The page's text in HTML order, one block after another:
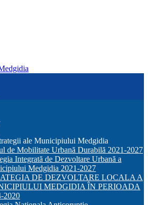
ale Municipiului Medgidia
de Mobilitate Urbană Durabilă 2021-2027
Integrată de Dezvoltare Urbană a
Medgidia 2021-2027
DE DEZVOLTARE LOCALA A
MEDGIDIA ÎN PERIOADA
2020